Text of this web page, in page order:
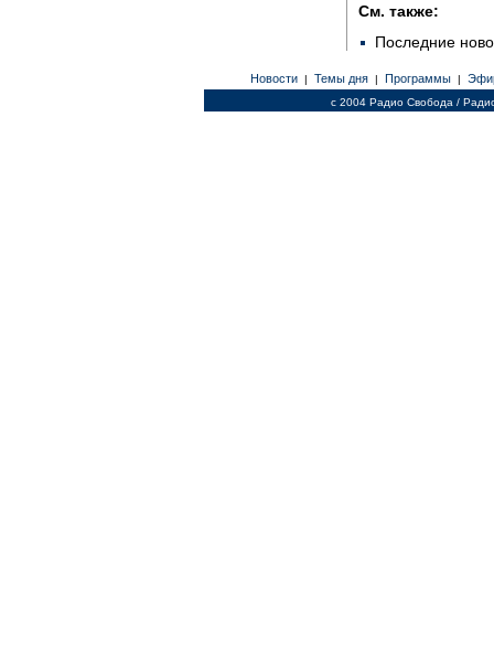
См. также:
Последние
Новости | Темы дня | Программы |
c 2004 Радио Свобода /